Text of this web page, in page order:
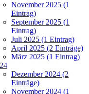
November 2025 (1
Eintrag)
September 2025 (1
Eintrag)
Juli 2025 (1 Eintrag)
April 2025 (2 Einträge)
März 2025 (1 Eintrag)
Dezember 2024 (2
Einträge)
November 2024 (1